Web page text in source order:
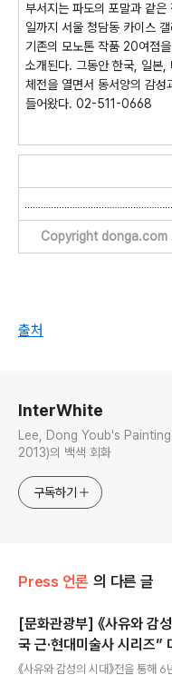
부서지는 파도의 포말과 같
일까지 서울 청담동 카이스
기존의 모노톤 작품 20여점
소개된다. 그동안 한국, 일본,
체전을 열면서 동서양의 감
들어왔다. 02-511-0668
Copyright donga.com
출처
InterWhite
Lee, Dong Youb's Painting 현대미술 작가 이동엽(1946-
2013)의 백색 회화
구독하기
Press 언론 의 다른 글
[문화관광부] 《사유와 감
국 근·현대미술사 시리즈”
《사유와 감성의 시대》전을 통해